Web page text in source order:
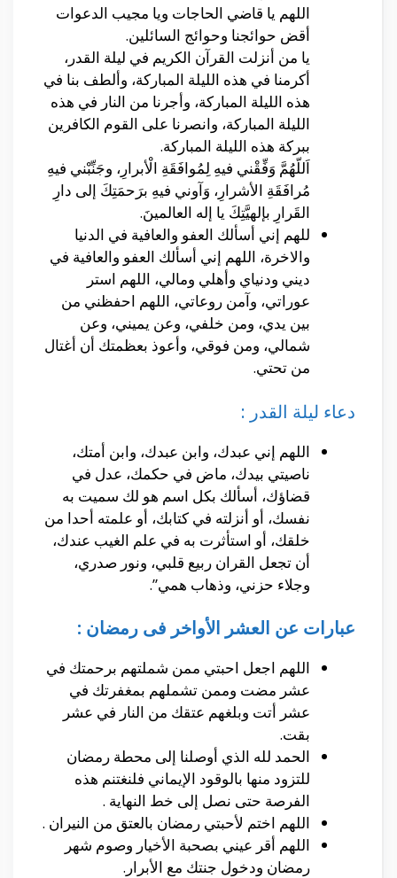
اللهم يا قاضي الحاجات ويا مجيب الدعوات
أقض حوائجنا وحوائج السائلين.
يا من أنزلت القرآن الكريم في ليلة القدر،
أكرمنا في هذه الليلة المباركة، وألطف بنا في
هذه الليلة المباركة، وأجرنا من النار في هذه
الليلة المباركة، وانصرنا على القوم الكافرين
ببركة هذه الليلة المباركة.
اَللّهُمَّ وَفِّقْني فيهِ لِمُوافَقَةِ الْأبرارِ، وجَنِّبْني فيهِ
مُرافَقَةِ الأشرارِ، وَآوني فيهِ برَحمَتِكَ إلى دارِ
القَرارِ بإلهيَّتِكَ يا إله العالمينَ.
للهم إني أسألك العفو والعافية في الدنيا
والاخرة، اللهم إني أسألك العفو والعافية في
ديني ودنياي وأهلي ومالي، اللهم استر
عوراتي، وآمن روعاتي، اللهم احفظني من
بين يدي، ومن خلفي، وعن يميني، وعن
شمالي، ومن فوقي، وأعوذ بعظمتك أن أغتال
من تحتي.
دعاء ليلة القدر :
اللهم إني عبدك، وابن عبدك، وابن أمتك،
ناصيتي بيدك، ماض في حكمك، عدل في
قضاؤك، أسألك بكل اسم هو لك سميت به
نفسك، أو أنزلته في كتابك، أو علمته أحدا من
خلقك، أو استأثرت به في علم الغيب عندك،
أن تجعل القران ربيع قلبي، ونور صدري،
وجلاء حزني، وذهاب همي”.
عبارات عن العشر الأواخر فى رمضان :
اللهم اجعل احبتي ممن شملتهم برحمتك في
عشر مضت وممن تشملهم بمغفرتك في
عشر أتت وبلغهم عتقك من النار في عشر
بقت.
الحمد لله الذي أوصلنا إلى محطة رمضان
للتزود منها بالوقود الإيماني فلنغتنم هذه
الفرصة حتى نصل إلى خط النهاية .
اللهم اختم لأحبتي رمضان بالعتق من النيران .
اللهم أقر عيني بصحبة الأخيار وصوم شهر
رمضان ودخول جنتك مع الأبرار.